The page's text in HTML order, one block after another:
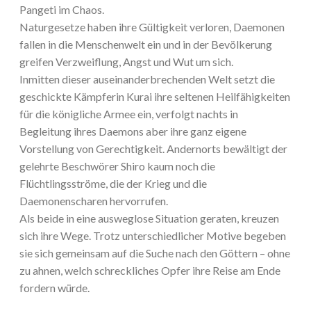
Pangeti im Chaos.
Naturgesetze haben ihre Gültigkeit verloren, Daemonen
fallen in die Menschenwelt ein und in der Bevölkerung
greifen Verzweiflung, Angst und Wut um sich.
Inmitten dieser auseinanderbrechenden Welt setzt die
geschickte Kämpferin Kurai ihre seltenen Heilfähigkeiten
für die königliche Armee ein, verfolgt nachts in
Begleitung ihres Daemons aber ihre ganz eigene
Vorstellung von Gerechtigkeit. Andernorts bewältigt der
gelehrte Beschwörer Shiro kaum noch die
Flüchtlingsströme, die der Krieg und die
Daemonenscharen hervorrufen.
Als beide in eine ausweglose Situation geraten, kreuzen
sich ihre Wege. Trotz unterschiedlicher Motive begeben
sie sich gemeinsam auf die Suche nach den Göttern – ohne
zu ahnen, welch schreckliches Opfer ihre Reise am Ende
fordern würde.